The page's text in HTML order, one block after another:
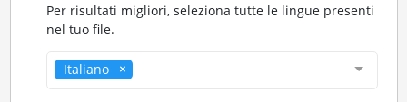
Per risultati migliori, seleziona tutte le lingue presenti
nel tuo file.
Italiano